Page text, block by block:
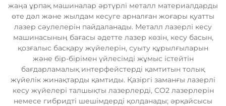
жаңа ұрпақ машиналар әртүрлі металл материалдарды
өте дәл және жылдам кесуге арналған жоғары қуатты
лазер сәулелерін пайдаланады. Металл лазерлі кесу
машинасының бағасы әдетте лазер көзін, кесу басын,
қозғалыс басқару жүйелерін, суыту құрылғыларын
және бір-бірімен үйлесімді жұмыс істейтін
бағдарламалық интерфейстерді қамтитын толық
жүйелік жинақтарды қамтиды. Қазіргі заманғы лазерлі
кесу жүйелері талшықты лазерлерді, CO2 лазерлерін
немесе гибридті шешімдерді қолданады; әрқайсысы